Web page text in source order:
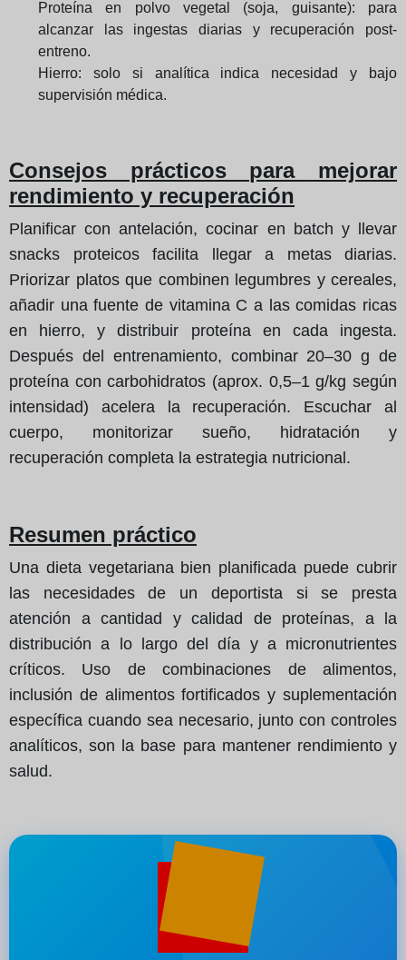
Proteína en polvo vegetal (soja, guisante): para
alcanzar las ingestas diarias y recuperación post-
entreno.
Hierro: solo si analítica indica necesidad y bajo
supervisión médica.
Consejos prácticos para mejorar
rendimiento y recuperación
Planificar con antelación, cocinar en batch y llevar
snacks proteicos facilita llegar a metas diarias.
Priorizar platos que combinen legumbres y cereales,
añadir una fuente de vitamina C a las comidas ricas
en hierro, y distribuir proteína en cada ingesta.
Después del entrenamiento, combinar 20–30 g de
proteína con carbohidratos (aprox. 0,5–1 g/kg según
intensidad) acelera la recuperación. Escuchar al
cuerpo, monitorizar sueño, hidratación y
recuperación completa la estrategia nutricional.
Resumen práctico
Una dieta vegetariana bien planificada puede cubrir
las necesidades de un deportista si se presta
atención a cantidad y calidad de proteínas, a la
distribución a lo largo del día y a micronutrientes
críticos. Uso de combinaciones de alimentos,
inclusión de alimentos fortificados y suplementación
específica cuando sea necesario, junto con controles
analíticos, son la base para mantener rendimiento y
salud.